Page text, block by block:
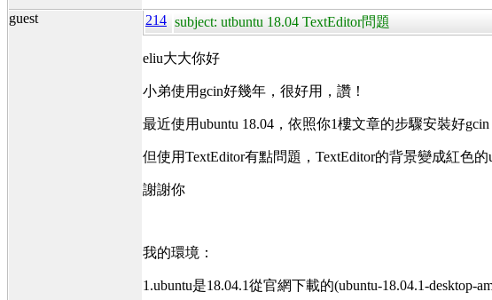
guest 214 subject: utbuntu 18.04 TextEditor問題
eliu大大你好
小弟使用gcin好幾年，很好用，讚！
最近使用ubuntu 18.04，依照你1樓文章的步驟安裝好
但使用TextEditor有點問題，TextEditor的背景變成紅色
謝謝你
我的環境：
1.ubuntu是18.04.1從官網下載的(ubuntu-18.04.1-desktop-